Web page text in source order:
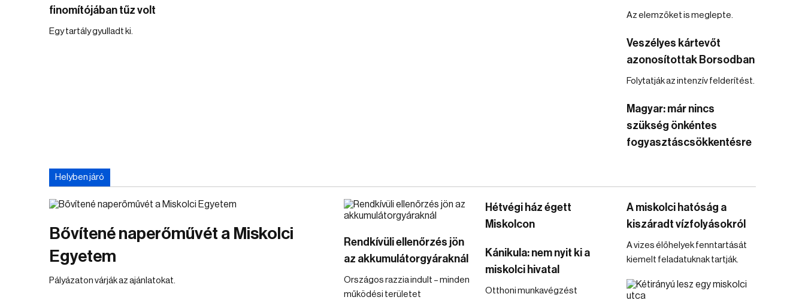
finomítójában tűz volt
Egy tartály gyulladt ki.
Az elemzőket is meglepte.
Veszélyes kártevőt
azonosítottak Borsodban
Folytatják az intenzív felderítést.
Magyar: már nincs
szükség önkéntes
fogyasztáscsökkentésre
Helyben járó
Bővítené naperőművét a Miskolci
Egyetem
Pályázaton várják az ajánlatokat.
Rendkívüli ellenőrzés jön
az akkumulátorgyáraknál
Országos razzia indult – minden
működési területet
Hétvégi ház égett
Miskolcon
Kánikula: nem nyit ki a
miskolci hivatal
Otthoni munkavégzést
A miskolci hatóság a
kiszáradt vízfolyásokról
A vizes élőhelyek fenntartását
kiemelt feladatuknak tartják.